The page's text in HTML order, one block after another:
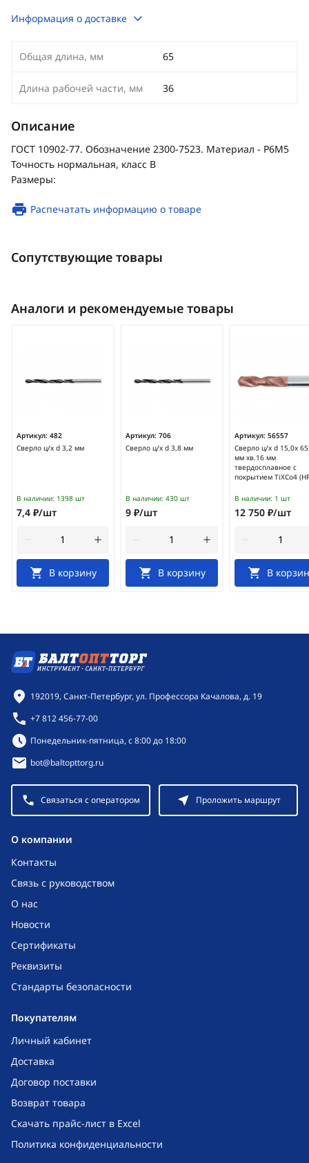
Информация о доставке
Общая длина, мм 65
Длина рабочей части, мм 36
Описание
ГОСТ 10902-77. Обозначение 2300-7523. Материал - Р6М5
Точность нормальная, класс В
Размеры:
Распечатать информацию о товаре
Сопутствующие товары
Аналоги и рекомендуемые товары
Артикул: 482
Сверло ц/х d 3,2 мм
В наличии: 1398 шт
7,4 ₽/шт
В корзину
Артикул: 706
Сверло ц/х d 3,8 мм
В наличии: 430 шт
9 ₽/шт
В корзину
Артикул: 56557
Сверло ц/х d 15,0х
мм хв.16 мм
твердосплавное с
покрытием TiXCo4
В наличии: 1 шт
12 750 ₽/шт
В
O компании
Контакты
Связь с руководством
О нас
Новости
Сертификаты
Реквизиты
Стандарты безопасности
Покупателям
Личный кабинет
Доставка
Договор поставки
Возврат товара
Скачать прайс-лист в Excel
Политика конфиденциальности
Контактная информация
192019, Санкт-Петербург, ул. Профессора Качалова, д. 19
+7 812 456-77-00
Режим работы:
Понедельник-пятница, с 8:00 до 18:00
bot@baltopttorg.ru
Связаться с оператором Проложить маршрут